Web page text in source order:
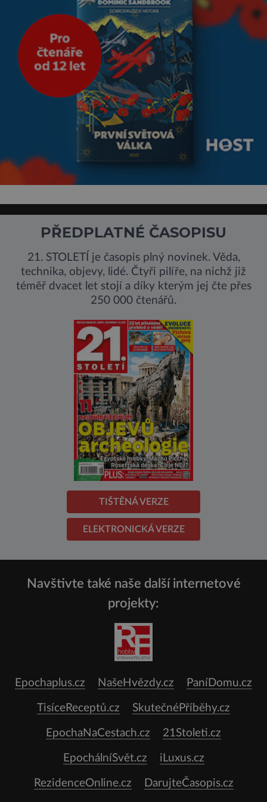
PŘEDPLATNÉ ČASOPISU
21. STOLETÍ je časopis plný novinek. Věda,
technika, objevy, lidé. Čtyři pilíře, na nichž již
téměř dvacet let stojí a díky kterým jej čte přes
250 000 čtenářů.
TIŠTĚNÁ VERZE
ELEKTRONICKÁ VERZE
Navštivte také naše další internetové
projekty:
Epochaplus.cz NašeHvězdy.cz PaníDomu.cz
TisíceReceptů.cz SkutečnéPříběhy.cz
EpochaNaCestach.cz 21Stoleti.cz
EpochálníSvět.cz iLuxus.cz
RezidenceOnline.cz DarujteČasopis.cz